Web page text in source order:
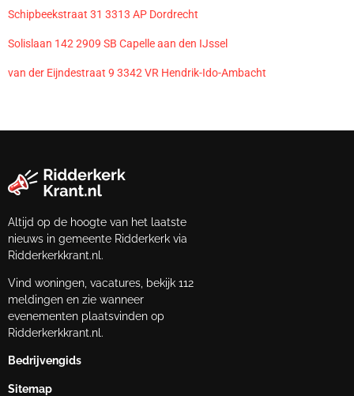
Schipbeekstraat 31 3313 AP Dordrecht
Solislaan 142 2909 SB Capelle aan den IJssel
van der Eijndestraat 9 3342 VR Hendrik-Ido-Ambacht
Altijd op de hoogte van het laatste
nieuws in gemeente Ridderkerk via
Ridderkerkkrant.nl.
Vind woningen, vacatures, bekijk 112
meldingen en zie wanneer
evenementen plaatsvinden op
Ridderkerkkrant.nl.
Bedrijvengids
Sitemap